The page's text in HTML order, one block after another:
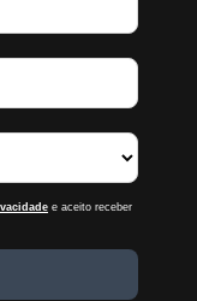
e aceito receber